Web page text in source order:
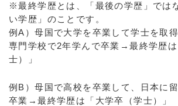
※最終学歴とは、「最後の学歴」では
い学歴」のことです。
例A）母国で大学を卒業して学士を取
専門学校で2年学んで卒業→最終学歴
士）」
例B）母国で高校を卒業して、日本に
卒業→最終学歴は「大学卒（学士）」